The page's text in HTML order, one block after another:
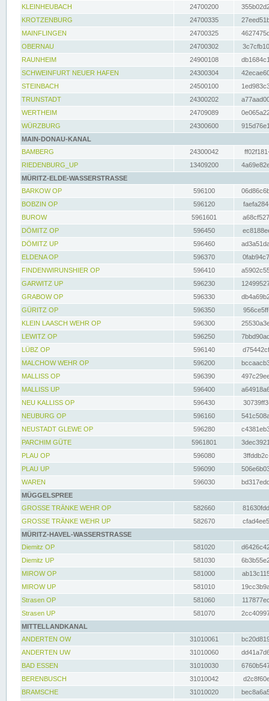
KLEINHEUBACH 24700200
KROTZENBURG
24700335
MAINFLINGEN
24700325
OBERNAU
24700302
RAUNHEIM
24900108
SCHWEINFURT NEUER HAFEN
24300304
STEINBACH
24500100
TRUNSTADT
24300202
WERTHEIM
24709089
WÜRZBURG
24300600
MAIN-DONAU-KANAL
BAMBERG
24300042
RIEDENBURG_UP
13409200
MÜRITZ-ELDE-WASSERSTRASSE
BARKOW OP
596100
BOBZIN OP
596120
BUROW
5961601
DÖMITZ OP
596450
DÖMITZ UP
596460
ELDENA OP
596370
FINDENWIRUNSHIER OP
596410
GARWITZ UP
596230
GRABOW OP
596330
GÜRITZ OP
596350
KLEIN LAASCH WEHR OP
596300
LEWITZ OP
596250
LÜBZ OP
596140
MALCHOW WEHR OP
596200
MALLISS OP
596390
MALLISS UP
596400
NEU KALLISS OP
596430
NEUBURG OP
596160
NEUSTADT GLEWE OP
596280
PARCHIM GÜTE
5961801
PLAU OP
596080
PLAU UP
596090
WAREN
596030
MÜGGELSPREE
GROSSE TRÄNKE WEHR OP
582660
GROSSE TRÄNKE WEHR UP
582670
MÜRITZ-HAVEL-WASSERSTRASSE
Diemitz OP
581020
Diemitz UP
581030
MIROW OP
581000
MIROW UP
581010
Strasen OP
581060
Strasen UP
581070
MITTELLANDKANAL
ANDERTEN OW
31010061
ANDERTEN UW
31010060
BAD ESSEN
31010030
BERENBUSCH
31010042
BRAMSCHE
31010020